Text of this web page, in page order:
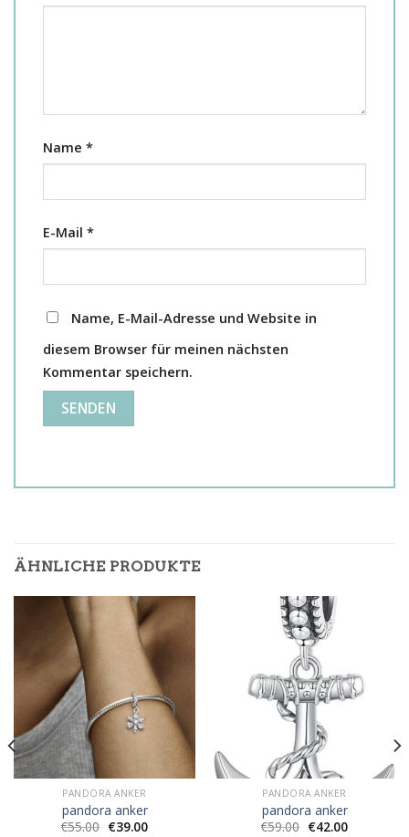
Name *
E-Mail *
Name, E-Mail-Adresse und Website in
diesem Browser für meinen nächsten
Kommentar speichern.
ÄHNLICHE PRODUKTE
PANDORA ANKER
pandora anker
€55.00 €39.00
PANDORA ANKER
pandora anker
€59.00 €42.00